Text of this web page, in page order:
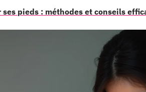
pieds : méthodes et conseils